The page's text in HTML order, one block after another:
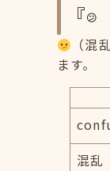
『
（
ます。
混乱